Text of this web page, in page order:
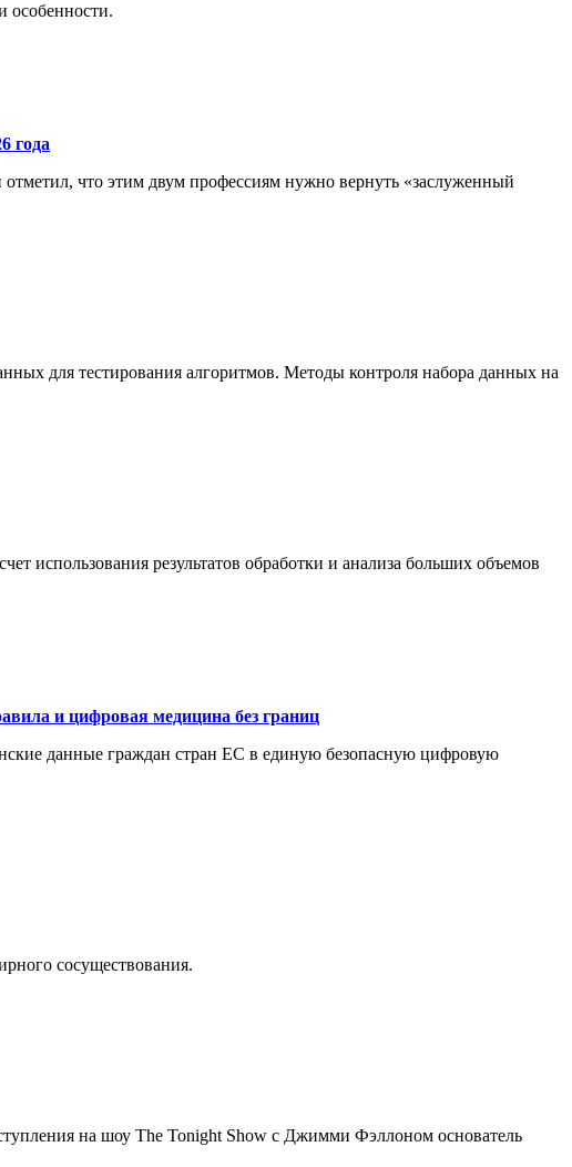
особенности.
года
что этим двум профессиям нужно вернуть «заслуженный
для тестирования алгоритмов. Методы контроля набора данных на
использования результатов обработки и анализа больших объемов
и цифровая медицина без границ
данные граждан стран ЕС в единую безопасную цифровую
сосуществования.
на шоу The Tonight Show с Джимми Фэллоном основатель